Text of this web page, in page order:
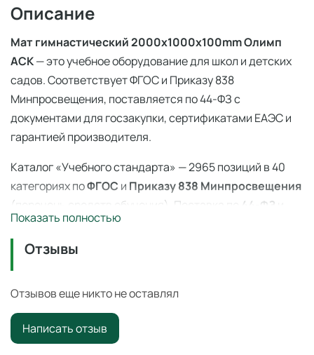
Описание
Мат гимнастический 2000x1000x100mm Олимп
АСК— это учебное оборудование для школ и детских
садов. Соответствует ФГОС и Приказу 838
Минпросвещения, поставляется по 44-ФЗ с
документами для госзакупки, сертификатами ЕАЭС и
гарантией производителя.
Каталог «Учебного стандарта» — 2965 позиций в 40
категориях поФГОС и Приказу 838 Минпросвещения
(перечень средств обучения). Поставка по
44-ФЗ
223-ФЗ с полным пакетом документов, сертификаты
ЕАЭС, гарантия производителя. Доставка по всей
Мат гимнастический 2000x1000x100mm
Олимп АСК — 838 приказ
Образовательное оборудование из перечня Приказа
Показать полностью
Отзывы
Отзывов еще никто не оставлял
Написать отзыв